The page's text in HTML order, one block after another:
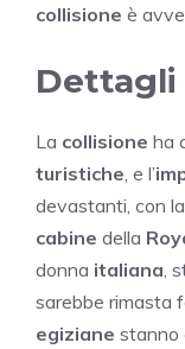
collisione è
Dettagli
La collisione ha
turistiche , e l’
devastanti, con
cabine della
donna italiana ,
sarebbe rimasta
egiziane stanno